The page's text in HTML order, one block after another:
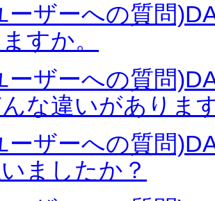
ーザーへの質問
すか。
ーザーへの質問
な違いがありま
ーザーへの質問
ましたか？